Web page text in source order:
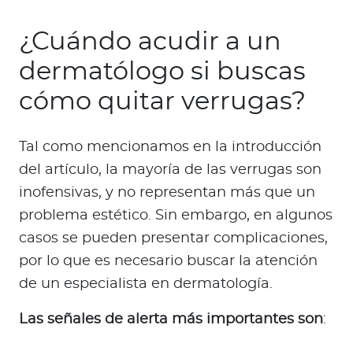
¿Cuándo acudir a un
dermatólogo si buscas
cómo quitar verrugas?
Tal como mencionamos en la introducción
del artículo, la mayoría de las verrugas son
inofensivas, y no representan más que un
problema estético. Sin embargo, en algunos
casos se pueden presentar complicaciones,
por lo que es necesario buscar la atención
de un especialista en dermatología.
Las señales de alerta más importantes son: